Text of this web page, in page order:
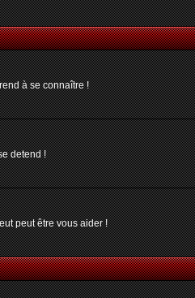
à se connaître !
detend !
peut être vous aider !